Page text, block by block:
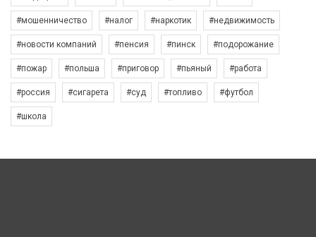
#мошенничество #налог #наркотик #недвижимость
#новости компаний #пенсия #пинск #подорожание
#пожар #польша #приговор #пьяный #работа
#россия #сигарета #суд #топливо #футбол
#школа